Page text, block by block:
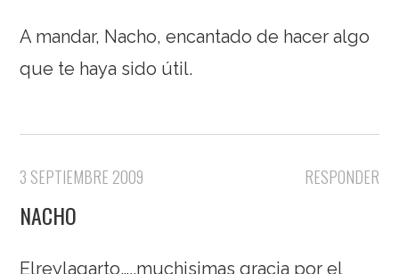
A mandar, Nacho, encantado de hacer algo
que te haya sido útil.
RESPONDER
3 SEPTIEMBRE 2009
NACHO
Elreylagarto…..muchisimas gracia por el